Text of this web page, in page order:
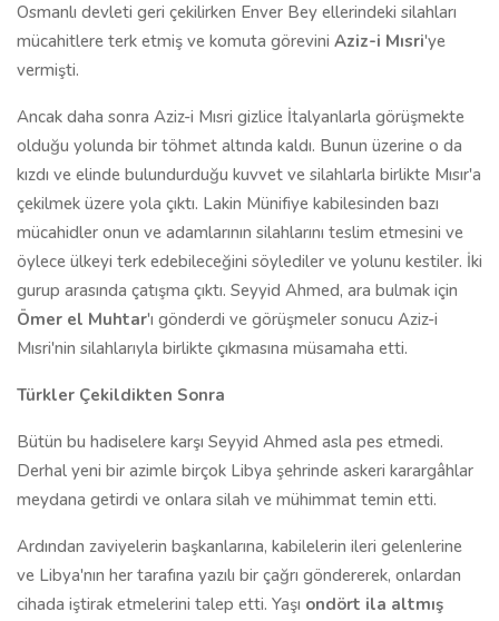
Osmanlı devleti geri çekilirken Enver Bey ellerindeki silahları
mücahitlere terk etmiş ve komuta görevini Aziz-i Mısri'ye
vermişti.
Ancak daha sonra Aziz-i Mısri gizlice İtalyanlarla görüşmekte
olduğu yolunda bir töhmet altında kaldı. Bunun üzerine o da
kızdı ve elinde bulundurduğu kuvvet ve silahlarla birlikte Mısır'a
çekilmek üzere yola çıktı. Lakin Münifiye kabilesinden bazı
mücahidler onun ve adamlarının silahlarını teslim etmesini ve
öylece ülkeyi terk edebileceğini söylediler ve yolunu kestiler. İki
gurup arasında çatışma çıktı. Seyyid Ahmed, ara bulmak için
Ömer el Muhtar'ı gönderdi ve görüşmeler sonucu Aziz-i
Mısri'nin silahlarıyla birlikte çıkmasına müsamaha etti.
Türkler Çekildikten Sonra
Bütün bu hadiselere karşı Seyyid Ahmed asla pes etmedi.
Derhal yeni bir azimle birçok Libya şehrinde askeri karargâhlar
meydana getirdi ve onlara silah ve mühimmat temin etti.
Ardından zaviyelerin başkanlarına, kabilelerin ileri gelenlerine
ve Libya'nın her tarafına yazılı bir çağrı göndererek, onlardan
cihada iştirak etmelerini talep etti. Yaşı ondört ila altmış